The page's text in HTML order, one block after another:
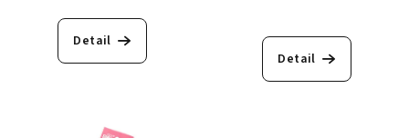
hodnocení
produktu
hvězdiček.
Detail
Detail